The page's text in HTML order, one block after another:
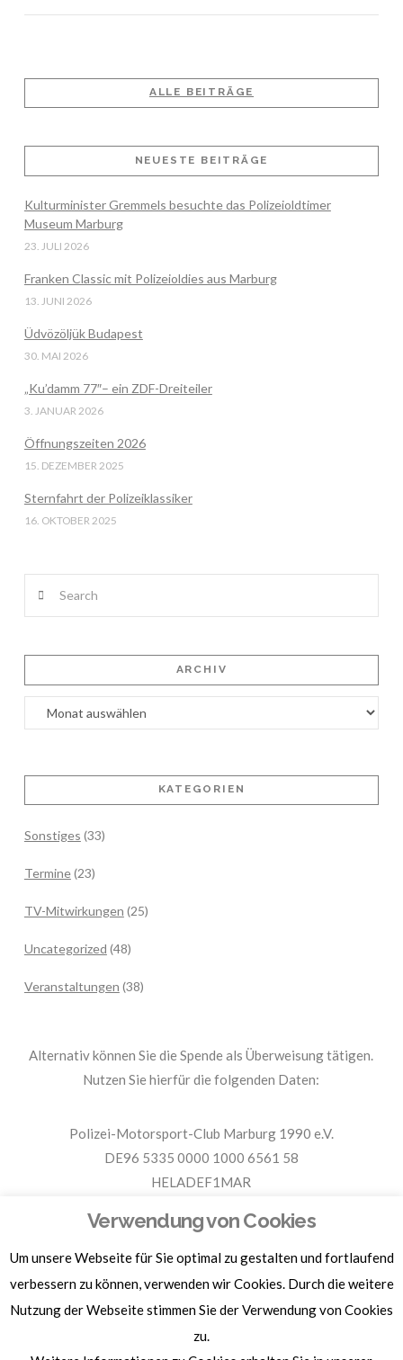
VIEW POST
ALLE BEITRÄGE
NEUESTE BEITRÄGE
Kulturminister Gremmels besuchte das Polizeioldtimer
Museum Marburg
23. JULI 2026
Franken Classic mit Polizeioldies aus Marburg
13. JUNI 2026
Üdvözöljük Budapest
30. MAI 2026
„Ku’damm 77″– ein ZDF-Dreiteiler
3. JANUAR 2026
Öffnungszeiten 2026
15. DEZEMBER 2025
Sternfahrt der Polizeiklassiker
16. OKTOBER 2025
ARCHIV
Archiv
KATEGORIEN
Sonstiges (33)
Termine(23)
TV-Mitwirkungen (25)
Uncategorized (48)
Veranstaltungen (38)
Alternativ können Sie die Spende als Überweisung tätigen.
Nutzen Sie hierfür die folgenden Daten:
Polizei-Motorsport-Club Marburg 1990 e.V.
DE96 5335 0000 1000 6561 58
HELADEF1MAR
Für Spendenbescheinigungen, Sachspenden und weitere
Informationen, hier klicken.
Verwendung von Cookies
Um unsere Webseite für Sie optimal zu gestalten und fortlaufend
verbessern zu können, verwenden wir Cookies. Durch die weitere
Nutzung der Webseite stimmen Sie der Verwendung von Cookies
zu.